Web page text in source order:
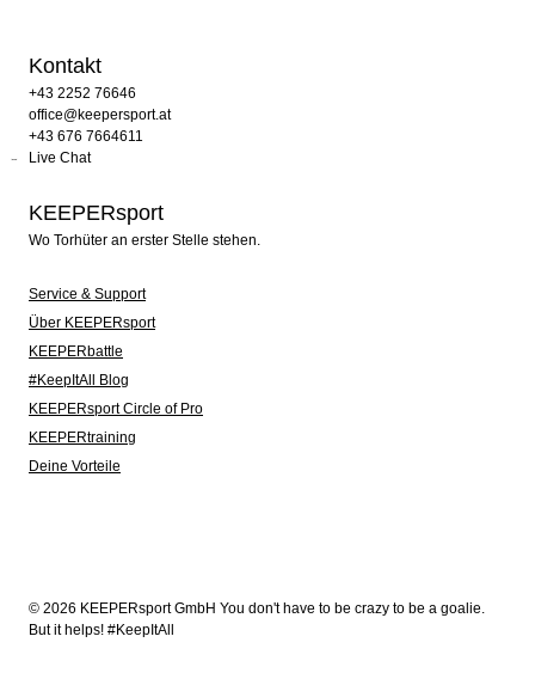
Kontakt
+43 2252 76646
office@keepersport.at
+43 676 7664611
Live Chat
KEEPERsport
Wo Torhüter an erster Stelle stehen.
Service & Support
Über KEEPERsport
KEEPERbattle
#KeepItAll Blog
KEEPERsport Circle of Pro
KEEPERtraining
Deine Vorteile
© 2026 KEEPERsport GmbH You don't have to be crazy to be a goalie.
But it helps! #KeepItAll